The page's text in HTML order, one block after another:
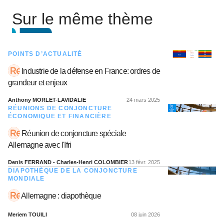
Sur le même thème
POINTS D’ACTUALITÉ
Industrie de la défense en France: ordres de
grandeur et enjeux
Anthony MORLET-LAVIDALIE 24 mars 2025
RÉUNIONS DE CONJONCTURE
ÉCONOMIQUE ET FINANCIÈRE
Réunion de conjoncture spéciale
Allemagne avec l'Ifri
Denis FERRAND - Charles-Henri COLOMBIER13 févr. 2025
DIAPOTHÈQUE DE LA CONJONCTURE
MONDIALE
Allemagne : diapothèque
Meriem TOUILI 08 juin 2026